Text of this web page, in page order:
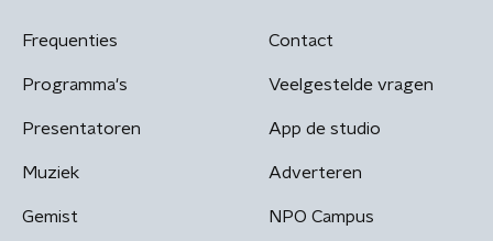
Frequenties
Programma's
Presentatoren
Muziek
Gemist
Contact
Veelgestelde vragen
App de studio
Adverteren
NPO Campus